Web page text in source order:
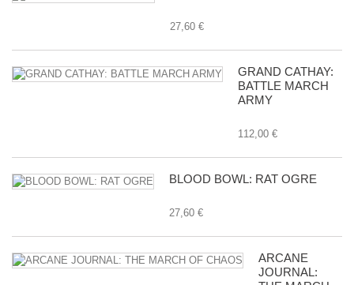
27,60 €
GRAND CATHAY:
BATTLE MARCH
ARMY
112,00 €
BLOOD BOWL: RAT OGRE
27,60 €
ARCANE
JOURNAL: